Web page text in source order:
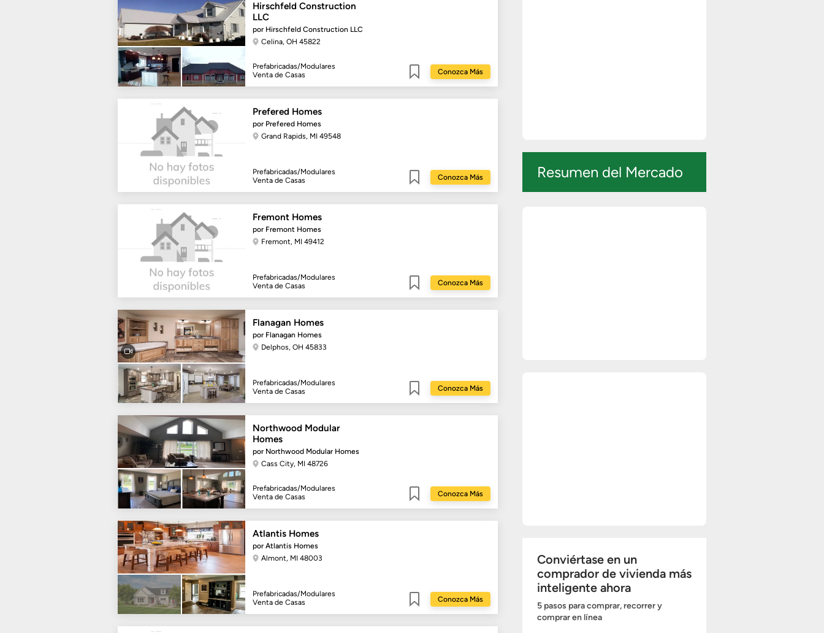
Hirschfeld Construction
LLC
por Hirschfeld Construction LLC
Celina, OH 45822
Prefabricadas/Modulares
Venta de Casas
Conozca Más
Prefered Homes
por Prefered Homes
Grand Rapids, MI 49548
Prefabricadas/Modulares
Venta de Casas
Conozca Más
Fremont Homes
por Fremont Homes
Fremont, MI 49412
Prefabricadas/Modulares
Venta de Casas
Conozca Más
Flanagan Homes
por Flanagan Homes
Delphos, OH 45833
Prefabricadas/Modulares
Venta de Casas
Conozca Más
Northwood Modular
Homes
por Northwood Modular Homes
Cass City, MI 48726
Prefabricadas/Modulares
Venta de Casas
Conozca Más
Atlantis Homes
por Atlantis Homes
Almont, MI 48003
Prefabricadas/Modulares
Venta de Casas
Conozca Más
Resumen del Mercado
Conviértase en un
comprador de vivienda más
inteligente ahora
5 pasos para comprar, recorrer y
comprar en línea